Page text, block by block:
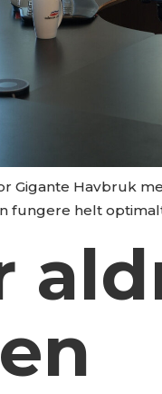
Gigante Havbruk
fungere helt